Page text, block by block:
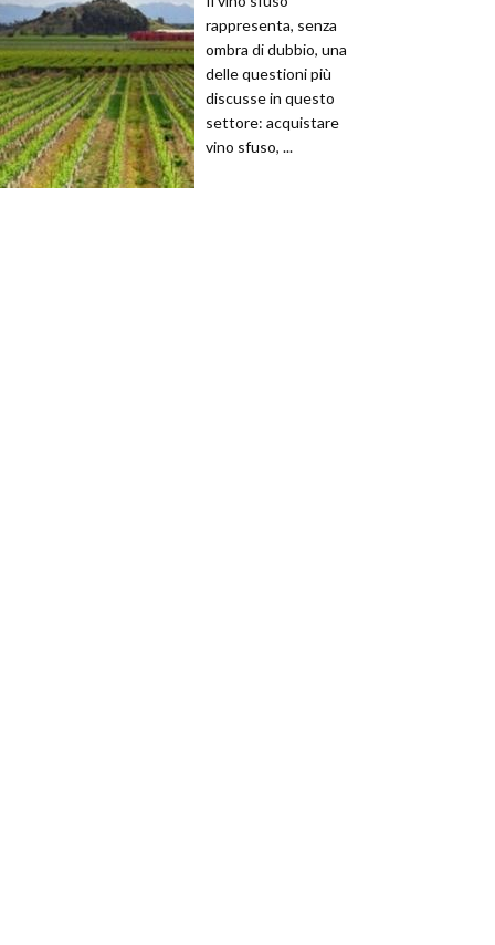
rappresenta, senza
ombra di dubbio, una
delle questioni più
discusse in questo
settore: acquistare
vino sfuso, ...